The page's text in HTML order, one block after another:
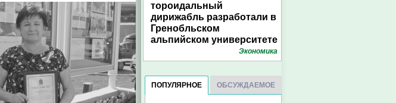
тороидальный
дирижабль разработали в
Гренобльском
альпийском университете
Экономика
ПОПУЛЯРНОЕ ОБСУЖДАЕМОЕ